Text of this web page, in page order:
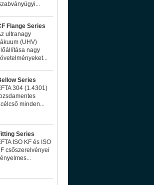
Flange Series
ultranagy
(UHV)
nagy
Series
304 (1.4301)
minden...
Series
ISO KF és ISO
csőszerelvényei